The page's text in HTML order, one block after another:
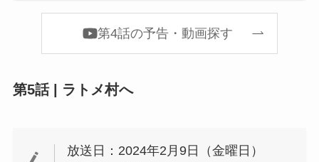
第4話の予告・動画探す
第5話 | ラトメ村へ
放送日：2024年2月9日（金曜日）